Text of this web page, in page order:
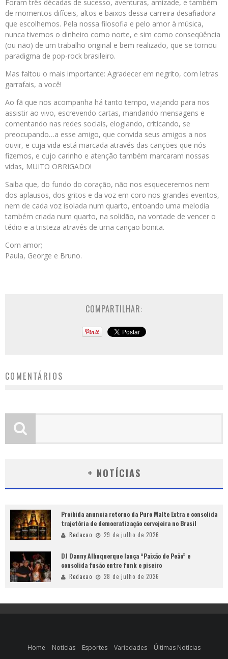
Foram três décadas de sucesso, aventuras, amizade, e também
de momentos difíceis, altos e baixos dessa carreira desafiadora
que escolhemos. Pela nossa filosofia e pelo amor à música,
nunca tivemos o dinheiro como norte, e sim como conseqüência
(ou não) de um trabalho original e bem realizado, que se tornou
paradigma de pop-rock brasileiro.
Mas faltou o mais importante: Agradecer em negrito, com letras
garrafais, a você!
Ao fã que nos acompanha há tanto tempo, viajando para nos
assistir ao vivo, escrevendo cartas, mandando mensagens e
comentando nas redes sociais, elogiando, criticando, se
preocupando…a esse amigo, que convida seus amigos a nos
ouvir, e cuja vida está marcada através das canções que nós
fizemos, e cujo carinho e atenção também marcaram nossas
vidas, MUITO OBRIGADO!
Saiba que, do fundo do coração, não nos esqueceremos nem
dos aplausos, dos gritos e da voz em coro nos grandes eventos,
nem de cada voz isolada num quarto, entoando uma melodia
também criada num quarto, na solidão, na vontade de vencer o
tédio e a tristeza através de uma canção bonita.
Com amor;
Paula, George e Bruno.
COMPARTILHAR:
COMENTÁRIOS
+ NOTÍCIAS
Proibida anuncia retorno da Puro Malte Extra e consolida
trajetória de democratização cervejeira no Brasil
Redacao 29 de julho de 2026
DJ Danny Albuquerque lança “Paixão de Peão” e
consolida fusão entre funk e piseiro
Redacao 28 de julho de 2026
Home Notícias Esportes Variedades Últimas Notícias